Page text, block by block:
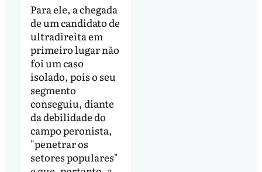
Para ele, a chegada
de um candidato de
ultradireita em
primeiro lugar não
foi um caso
isolado, pois o seu
segmento
conseguiu, diante
da debilidade do
campo peronista,
"penetrar os
setores populares"